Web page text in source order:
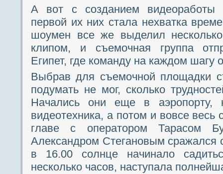
А вот с созданием видеоработы
первой их них стала нехватка
шоумен все же выделил
клипом, и съемочная группа
Египет, где команду на каждом шагу
Выбрав для съемочной площадки
подумать не мог, сколько
Начались они еще в аэропорту,
видеотехника, а потом и вовсе весь
главе с оператором Тарасом
Александром Стегановым сражался
в 16.00 солнце начинало
несколько часов, наступала